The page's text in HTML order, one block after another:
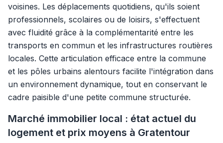
voisines. Les déplacements quotidiens, qu'ils soient
professionnels, scolaires ou de loisirs, s'effectuent
avec fluidité grâce à la complémentarité entre les
transports en commun et les infrastructures routières
locales. Cette articulation efficace entre la commune
et les pôles urbains alentours facilite l'intégration dans
un environnement dynamique, tout en conservant le
cadre paisible d'une petite commune structurée.
Marché immobilier local : état actuel du
logement et prix moyens à Gratentour